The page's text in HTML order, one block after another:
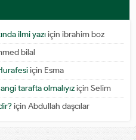
ilmi yazıiçin ibrahim boz
bilal
için Esma
tarafta olmalıyıziçin Selim
için Abdullah daşcılar